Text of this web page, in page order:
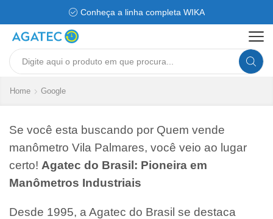
Conheça a linha completa WIKA
Search
Home Google
Se você esta buscando por Quem vende
manômetro Vila Palmares, você veio ao lugar
certo! Agatec do Brasil: Pioneira em
Manômetros Industriais
Desde 1995, a Agatec do Brasil se destaca